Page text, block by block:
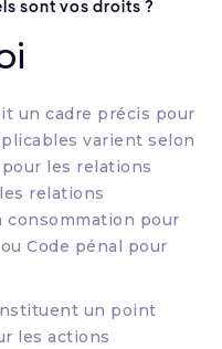
sont vos droits ?
un cadre précis pour
varient selon
les relations
relations
consommation pour
Code pénal pour
un point
les actions